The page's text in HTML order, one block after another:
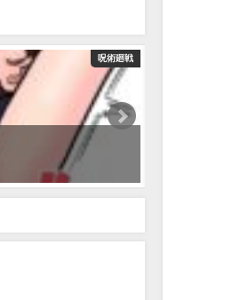
呪術廻戦